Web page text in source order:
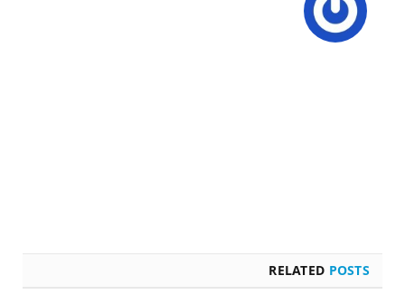
RELATED POSTS